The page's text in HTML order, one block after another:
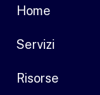
Home
Servizi
Risorse